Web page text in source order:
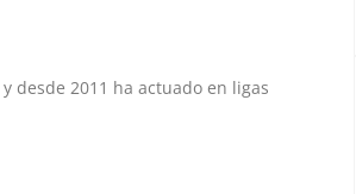
desde 2011 ha actuado en ligas